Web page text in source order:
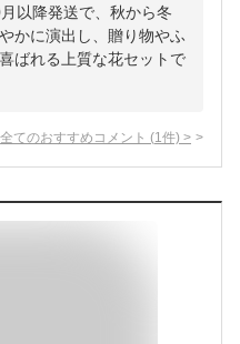
以降発送で、秋から冬
かに演出し、贈り物やふ
ばれる上質な花セットで
全てのおすすめコメント (1 件) >